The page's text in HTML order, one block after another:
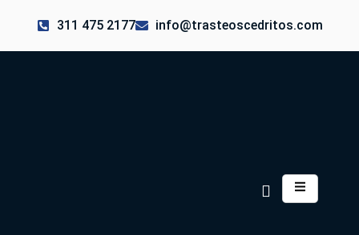
311 475 2177 info@trasteoscedritos.com